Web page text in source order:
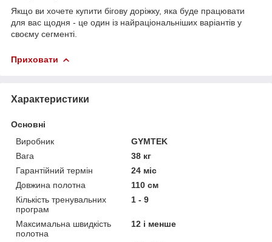
Якщо ви хочете купити бігову доріжку, яка буде працювати
для вас щодня - це один із найраціональніших варіантів у
своєму сегменті.
Приховати
Характеристики
Основні
Виробник
GYMTEK
Вага
38 кг
Гарантійний термін
24 міс
Довжина полотна
110 см
Кількість тренувальних
програм
1 - 9
Максимальна швидкість
полотна
12 і менше